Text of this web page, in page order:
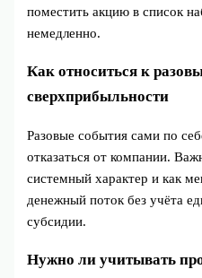
поместить акцию в список
немедленно.
Как относиться к
сверхприбыльности
Разовые события сами по
отказаться от компании.
системный характер и как
денежный поток без учёта
субсидии.
Нужно ли учитывать